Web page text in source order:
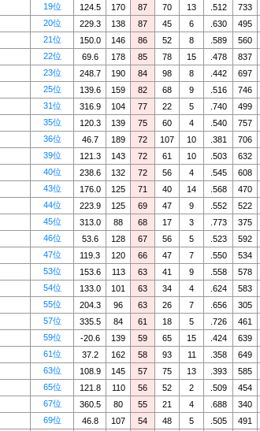
19位 124.5 170 87 70 13 .512 733
20位 229.3 138 87 45 6 .630 495
21位 150.0 146 86 52 8 .589 560
22位 69.6 178 85 78 15 .478 837
23位 248.7 190 84 98 8 .442 697
25位 139.6 159 82 68 9 .516 746
31位 316.9 104 77 22 5 .740 499
35位 120.3 139 75 60 4 .540 757
36位 46.7 189 72 107 10 .381 706
39位 121.3 143 72 61 10 .503 632
40位 238.6 132 72 56 4 .545 608
43位 176.0 125 71 40 14 .568 470
44位 223.9 125 69 47 9 .552 522
45位 313.0 88 68 17 3 .773 375
46位 53.6 128 67 56 5 .523 592
47位 119.3 120 66 47 7 .550 534
53位 153.6 113 63 41 9 .558 578
54位 133.0 101 63 34 4 .624 583
55位 204.3 96 63 26 7 .656 305
57位 335.5 84 61 18 5 .726 461
59位 -20.6 139 59 65 15 .424 639
61位 37.2 162 58 93 11 .358 649
63位 108.9 145 57 75 13 .393 585
65位 121.8 110 56 52 2 .509 454
67位 360.5 80 55 21 4 .688 340
69位 46.8 107 54 48 5 .505 491